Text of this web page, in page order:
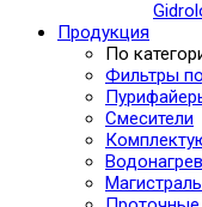
Продукция
По
Фильтры
Смесители